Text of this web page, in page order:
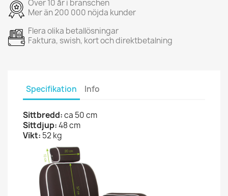
Över 10 år i branschen
Mer än 200 000 nöjda kunder
Flera olika betallösningar
Faktura, swish, kort och direktbetalning
Specifikation Info
Sittbredd:ca 50 cm
Sittdjup:48 cm
Vikt: 52 kg